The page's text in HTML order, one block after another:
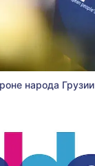
народа Грузии